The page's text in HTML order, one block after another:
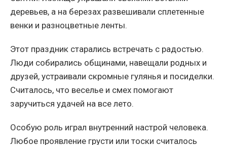
деревьев, а на березах развешивали сплетенные
венки и разноцветные ленты.
Этот праздник старались встречать с радостью.
Люди собирались общинами, навещали родных и
друзей, устраивали скромные гулянья и посиделки.
Считалось, что веселье и смех помогают
заручиться удачей на все лето.
Особую роль играл внутренний настрой человека.
Любое проявление грусти или тоски считалось